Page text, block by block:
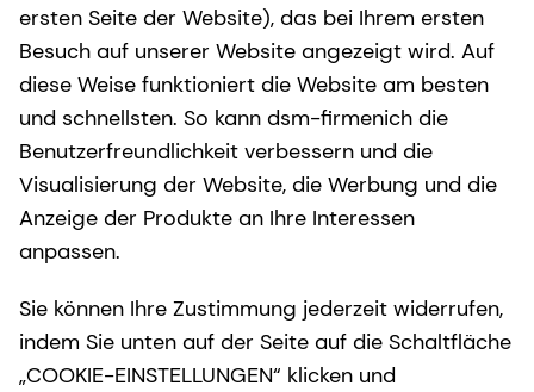
ersten Seite der Website), das bei Ihrem ersten
Besuch auf unserer Website angezeigt wird. Auf
diese Weise funktioniert die Website am besten
und schnellsten. So kann dsm-firmenich die
Benutzerfreundlichkeit verbessern und die
Visualisierung der Website, die Werbung und die
Anzeige der Produkte an Ihre Interessen
anpassen.
Sie können Ihre Zustimmung jederzeit widerrufen,
indem Sie unten auf der Seite auf die Schaltfläche
„COOKIE-EINSTELLUNGEN“ klicken und